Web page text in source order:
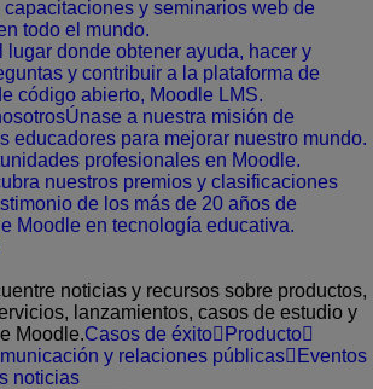
y seminarios web de
todo el mundo.
lugar donde obtener ayuda, hacer y
y contribuir a la plataforma de
código abierto, Moodle LMS.
Únase a nuestra misión de
educadores para mejorar nuestro mundo.
profesionales en Moodle.
nuestros premios y clasificaciones
de los más de 20 años de
Moodle en tecnología educativa.
noticias y recursos sobre productos,
lanzamientos, casos de estudio y
Moodle.Casos de éxito
Producto
y relaciones públicas
Eventos
noticias